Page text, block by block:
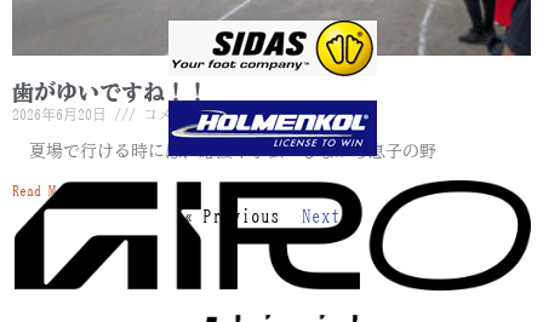
歯がゆいですね！！
2026年6月20日 コメントはまだありません
夏場で行ける時には、応援や手伝いしながら息子の野
Read More »
« Previous Next »